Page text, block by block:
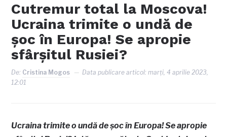
Cutremur total la Moscova!
Ucraina trimite o undă de
șoc în Europa! Se apropie
sfârșitul Rusiei?
De: Cristina Mogos Data publicare articol:marți, 4 aprilie 2023,
12:01
Ucraina trimite o undă de șoc în Europa! Se apropie